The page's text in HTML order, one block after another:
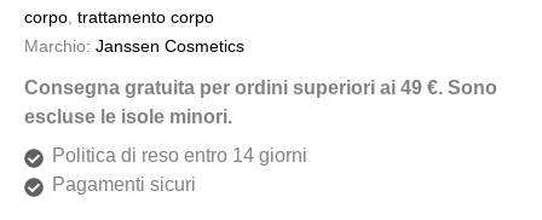
corpo trattamento corpo
Marchio: Janssen Cosmetics
Consegna gratuita per ordini superiori ai 49 €. Sono
escluse le isole minori.
Politica di reso entro 14 giorni
Pagamenti sicuri